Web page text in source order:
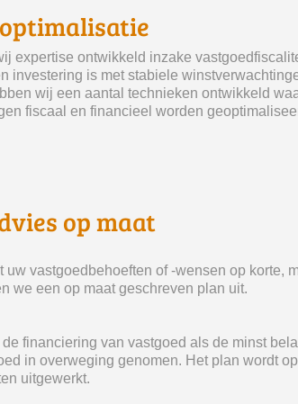
expertise ontwikkeld inzake
investering is met stabiele
wij een aantal technieken ontwikkeld
fiscaal en financieel worden
op maat
uw vastgoedbehoeften of -wensen op korte,
we een op maat geschreven plan uit.
financiering van vastgoed als de minst
in overweging genomen. Het plan wordt
uitgewerkt.